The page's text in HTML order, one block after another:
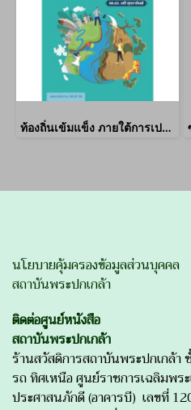
ท้องถิ่นเข้มแข็ง ภายใต้การเปลี่ยนแปลงสภาพภูมิอากาศ
นโยบายคุ้มครองข้อมูลส่วนบุคคล
สถาบันพระปกเกล้า
ติดต่อศูนย์หนังสือ
สถาบันพระปกเกล้า
ร้านสวัสดิการสถาบันพระปกเกล้า
รถ ทิศเหนือ ศูนย์ราชการเฉลิมพร
ประศาสนภักดี (อาคารบี) เลขที่